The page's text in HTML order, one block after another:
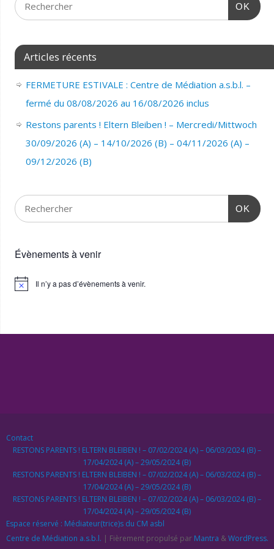
OK
Articles récents
FERMETURE ESTIVALE : Centre de Médiation a.s.b.l. –
fermé du 08/08/2026 au 16/08/2026 inclus
Restons parents ! Eltern Bleiben ! – Mercredi/Mittwoch
30/09/2026 (A) – 14/10/2026 (B) – 04/11/2026 (A) –
09/12/2026 (B)
OK
Évènements à venir
Notice Il n’y a pas d’évènements à venir.
Contact
RESTONS PARENTS ! ELTERN BLEIBEN ! – 07/02/2024 (A) – 06/03/2024 (B) –
17/04/2024 (A) – 29/05/2024 (B)
RESTONS PARENTS ! ELTERN BLEIBEN ! – 07/02/2024 (A) – 06/03/2024 (B) –
17/04/2024 (A) – 29/05/2024 (B)
RESTONS PARENTS ! ELTERN BLEIBEN ! – 07/02/2024 (A) – 06/03/2024 (B) –
17/04/2024 (A) – 29/05/2024 (B)
Espace réservé : Médiateur(trice)s du CM asbl
Centre de Médiation a.s.b.l. | Fièrement propulsé par Mantra &WordPress.